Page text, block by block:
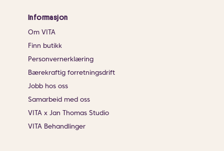
Informasjon
Om VITA
Finn butikk
Personvernerklæring
Bærekraftig forretningsdrift
Jobb hos oss
Samarbeid med oss
VITA x Jan Thomas Studio
VITA Behandlinger